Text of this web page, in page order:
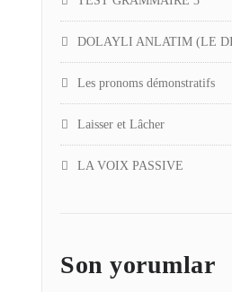
DOLAYLI ANLATIM (LE
Les pronoms démonstratifs
Laisser et Lâcher
LA VOIX PASSIVE
Son yorumlar